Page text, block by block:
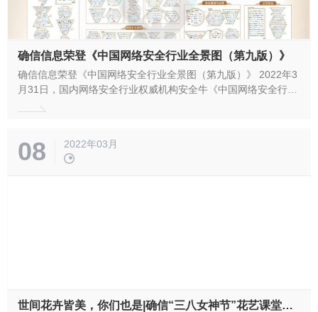
确信信息荣登《中国网络安全行业全景图（第九版）》
确信信息荣登《中国网络安全行业全景图（第九版）》 2022年3
月31日，国内网络安全行业权威机构安全牛《中国网络安全行业
全景图（第九版）》正式发布。第九版全景图包含14项一级安全
08 2022年03月
世间花卉皆美，你们也是|确信“三八女神节”花艺课堂活动